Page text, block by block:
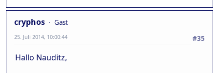
cryphos
Gast
#35
25. Juli 2014, 10:00:44
Hallo Nauditz,